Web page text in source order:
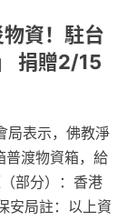
資！駐台
捐贈2/15
局表示，佛教淨
渡物資箱，給
部分）：香港
安局註：以上資